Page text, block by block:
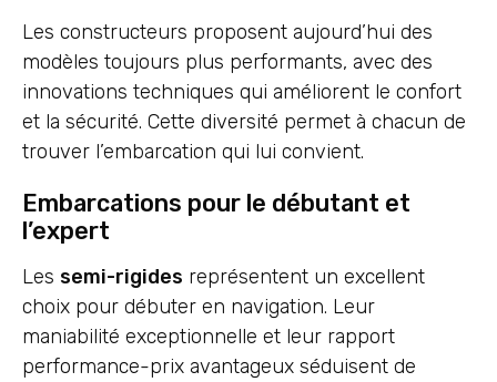
Les constructeurs proposent aujourd’hui des
modèles toujours plus performants, avec des
innovations techniques qui améliorent le confort
et la sécurité. Cette diversité permet à chacun de
trouver l’embarcation qui lui convient.
Embarcations pour le débutant et
l’expert
Les semi-rigides représentent un excellent
choix pour débuter en navigation. Leur
maniabilité exceptionnelle et leur rapport
performance-prix avantageux séduisent de